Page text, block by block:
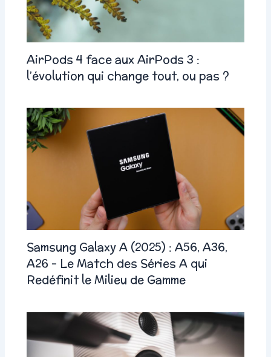
AirPods 4 face aux AirPods 3 :
l’évolution qui change tout, ou pas ?
Samsung Galaxy A (2025) : A56, A36,
A26 – Le Match des Séries A qui
Redéfinit le Milieu de Gamme